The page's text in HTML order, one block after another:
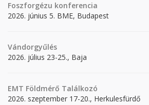
Foszforgézu konferencia
2026. június 5. BME, Budapest
Vándorgyűlés
2026. július 23-25., Baja
EMT Földmérő Találkozó
2026. szeptember 17-20., Herkulesfürdő